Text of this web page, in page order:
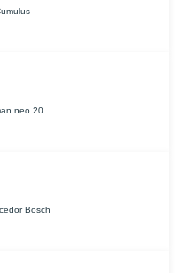
neo 20
Bosch